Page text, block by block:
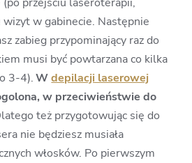
wizyt w gabinecie. Następnie
zabieg przypominający raz do
musi być powtarzana co kilka
3-4). Wdepilacji laserowej
w przeciwieństwie do
też przygotowując się do
nie będziesz musiała
włosków. Po pierwszym